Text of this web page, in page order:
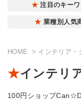
注目のキーワ
業種別人気
HOME インテリア・
インテリ
100円ショップ